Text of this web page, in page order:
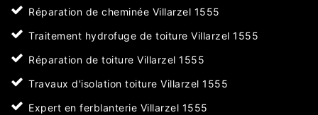
Réparation de cheminée Villarzel 1555
Traitement hydrofuge de toiture Villarzel 1555
Réparation de toiture Villarzel 1555
Travaux d'isolation toiture Villarzel 1555
Expert en ferblanterie Villarzel 1555